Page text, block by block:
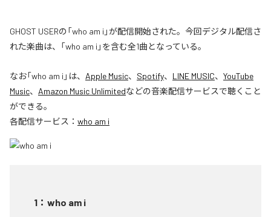
GHOST USERの「who am i」が配信開始された。今回デジタル配信さ
れた楽曲は、「who am i」を含む全1曲となっている。
なお「who am i 」は、 Apple Music、 Spotify、 LINE MUSIC、 YouTube
Music、 Amazon Music Unlimitedなどの音楽配信サービスで聴くこと
ができる。
各配信サービス： who am i
1 ： who am i